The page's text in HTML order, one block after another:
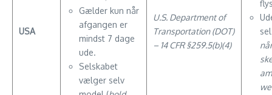
USA
Gælder kun når
afgangen er
mindst 7 dage
ude.
Selskabet
vælger selv
U.S. Department of
Transportation (DOT)
– 14 CFR §259.5(b)(4)